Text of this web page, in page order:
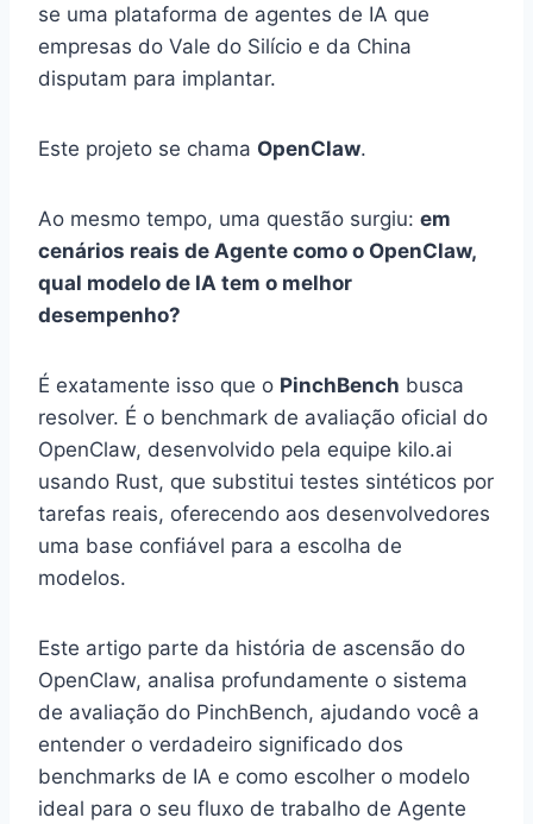
se uma plataforma de agentes de IA que
empresas do Vale do Silício e da China
disputam para implantar.
Este projeto se chama OpenClaw.
Ao mesmo tempo, uma questão surgiu: em
cenários reais de Agente como o OpenClaw,
qual modelo de IA tem o melhor
desempenho?
É exatamente isso que o PinchBench busca
resolver. É o benchmark de avaliação oficial do
OpenClaw, desenvolvido pela equipe kilo.ai
usando Rust, que substitui testes sintéticos por
tarefas reais, oferecendo aos desenvolvedores
uma base confiável para a escolha de
modelos.
Este artigo parte da história de ascensão do
OpenClaw, analisa profundamente o sistema
de avaliação do PinchBench, ajudando você a
entender o verdadeiro significado dos
benchmarks de IA e como escolher o modelo
ideal para o seu fluxo de trabalho de Agente